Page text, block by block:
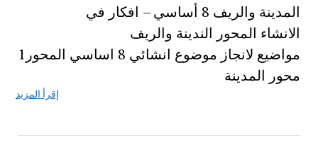
المدينة والريف 8 أساسي – افكار في
الانشاء المحور الندينة والريف
مواضيع لانجاز موضوع انشائي 8 اساسي المحور1
محور المدينة
إقرأ المزيد